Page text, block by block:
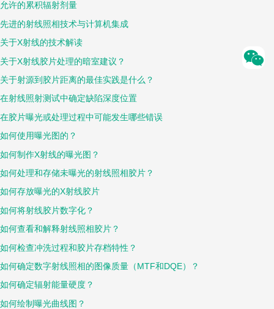
允许的累积辐射剂量
先进的射线照相技术与计算机集成
关于X射线的技术解读
关于X射线胶片处理的暗室建议？
关于射源到胶片距离的最佳实践是什么？
在射线照射测试中确定缺陷深度位置
在胶片曝光或处理过程中可能发生哪些错误
如何使用曝光图的？
如何制作X射线的曝光图？
如何处理和存储未曝光的射线照相胶片？
如何存放曝光的X射线胶片
如何将射线胶片数字化？
如何查看和解释射线照相胶片？
如何检查冲洗过程和胶片存档特性？
如何确定数字射线照相的图像质量（MTF和DQE）？
如何确定辐射能量硬度？
如何绘制曝光曲线图？